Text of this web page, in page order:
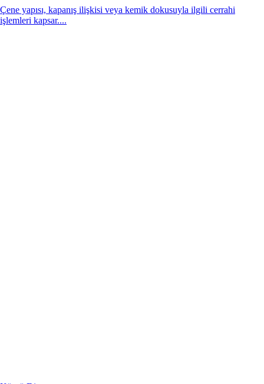
Çene yapısı, kapanış ilişkisi veya kemik dokusuyla ilgili cerrahi
işlemleri kapsar....